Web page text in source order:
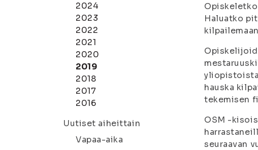
2024
2023
2022
2021
2020
2019
2018
2017
2016
Uutiset aiheittain
Vapaa-aika
Haluatko
hauska
tekemisen
OSM -
seuraavan